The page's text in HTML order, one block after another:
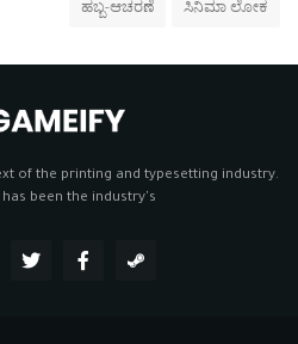
ಸಿನಿಮಾ ಲೋಕ
ಹಬ್ಬ-ಆಚರಣೆ
of the printing and typesetting industry.
been the industry's.